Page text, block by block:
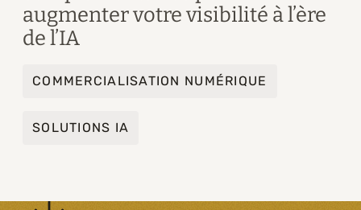
augmenter votre visibilité à l’ère
de l’IA
COMMERCIALISATION NUMÉRIQUE
SOLUTIONS IA